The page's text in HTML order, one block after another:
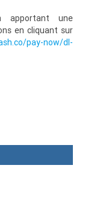
apportant une
en cliquant sur
pay-now/dl-